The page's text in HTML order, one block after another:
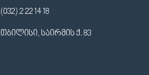
(032) 2 22 14 18
თბილისი, საირმის ქ. 83